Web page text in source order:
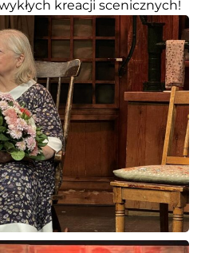
kreacji scenicznych!